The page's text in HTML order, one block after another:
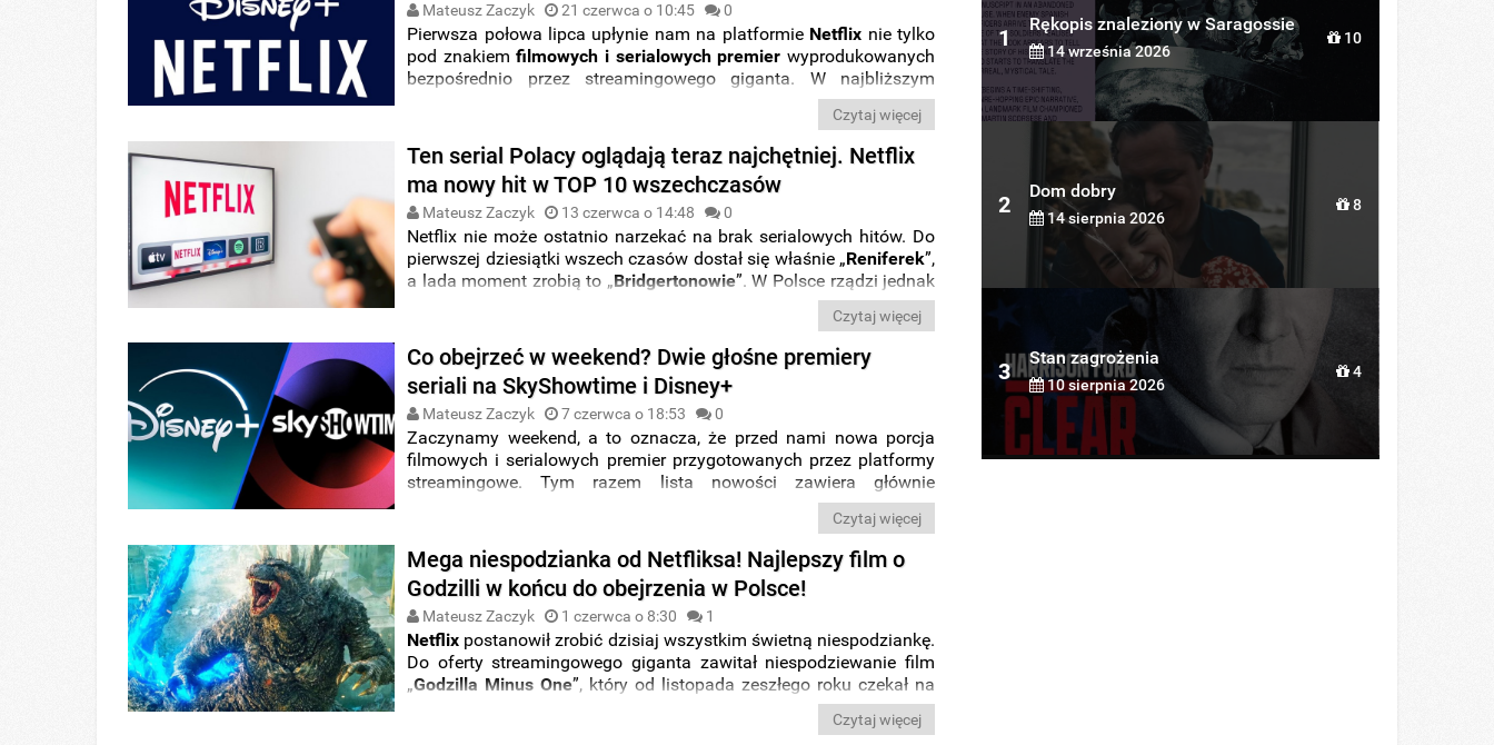
Mateusz Zaczyk 21 czerwca o 10:45 0
Pierwsza połowa lipca upłynie nam na platformieNetflix nie tylko
pod znakiemfilmowych i serialowych premier wyprodukowanych
bezpośrednio przez streamingowego giganta. W najbliższym
głośnych tytułów, które
Netflix wykupił od konkurencyjnych serwisów. Do listy tytułów,
które w lipcu zadebiutują w ofercie
Netfliksa
, dołączyły kolejne
produkcje odDisneya iUniversala.
Czytaj więcej
Ten serial Polacy oglądają teraz najchętniej. Netflix
ma nowy hit w TOP 10 wszechczasów
Mateusz Zaczyk 13 czerwca o 14:48 0
Netflix nie może ostatnio narzekać na brak serialowych hitów. Do
pierwszej dziesiątki wszech czasów dostał się właśnie „Reniferek”,
a lada moment zrobią to „Bridgertonowie”. W Polsce rządzi jednak
zupełnie inny serial, a krajowy kryminał cały czas podbija ekrany
Czytaj więcej
Co obejrzeć w weekend? Dwie głośne premiery
seriali na SkyShowtime i Disney+
Mateusz Zaczyk 7 czerwca o 18:53 0
Zaczynamy weekend, a to oznacza, że przed nami nowa porcja
filmowych i serialowych premier przygotowanych przez platformy
streamingowe. Tym razem lista nowości zawiera głównie
iSkyShowtime.
Czytaj więcej
Mega niespodzianka od Netfliksa! Najlepszy film o
Godzilli w końcu do obejrzenia w Polsce!
Mateusz Zaczyk 1 czerwca o 8:30 1
Netflix postanowił zrobić dzisiaj wszystkim świetną niespodziankę.
Do oferty streamingowego giganta zawitał niespodziewanie film
„Godzilla Minus One”, który od listopada zeszłego roku czekał na
możemy go w końcu oglądać w
Czytaj więcej
1
Rękopis znaleziony w Saragossie
14 września 2026
10
2
Dom dobry
14 sierpnia 2026
8
3
Stan zagrożenia
10 sierpnia 2026
4